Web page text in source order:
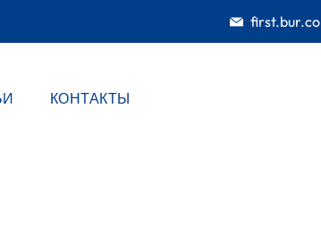
КОНТАКТЫ